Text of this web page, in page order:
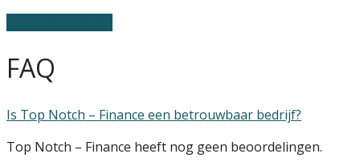
FAQ
Is Top Notch – Finance een betrouwbaar bedrijf?
Top Notch – Finance heeft nog geen beoordelingen.